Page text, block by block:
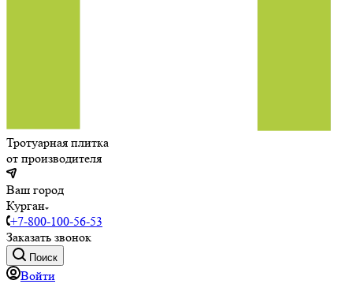
Тротуарная плитка
от производителя
Ваш город
Курган
+7-800-100-56-53
Заказать звонок
Поиск
Войти